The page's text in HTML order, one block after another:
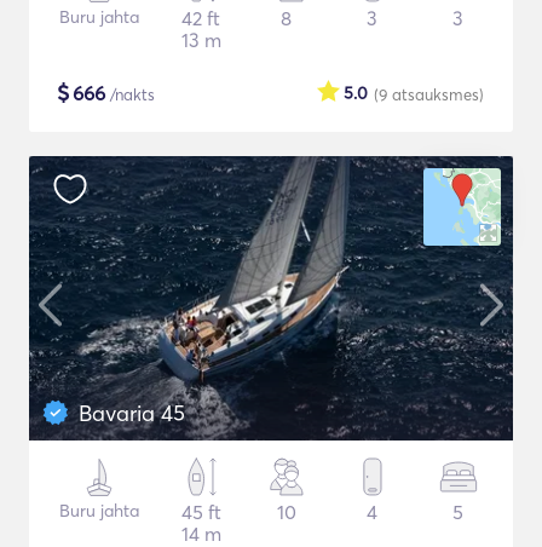
Buru jahta
42 ft
13 m
8 3 3
$666 /nakts (9 atsauksmes)
5.0
Bavaria 45
Buru jahta
45 ft
14 m
10 4 5